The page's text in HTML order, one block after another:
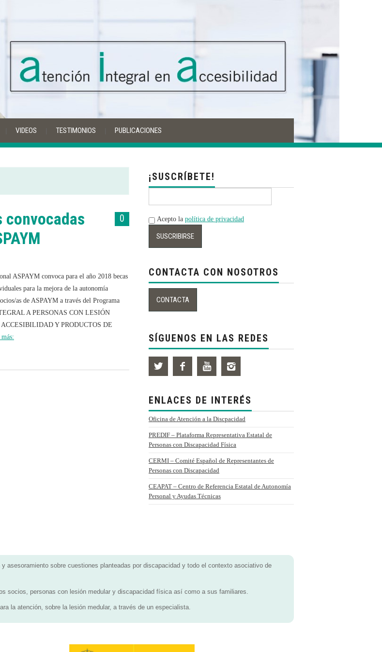
VIDEOS TESTIMONIOS PUBLICACIONES
0
convocadas
ASPAYM convoca para el año 2018 becas
para la mejora de la autonomía
as de ASPAYM a través del Programa
A PERSONAS CON LESIÓN
Y PRODUCTOS DE
¡SUSCRÍBETE!
Acepto la política de privacidad
CONTACTA CON NOSOTROS
SÍGUENOS EN LAS REDES
ENLACES DE INTERÉS
Oficina de Atención a la Discpacidad
PREDIF – Plataforma Representativa Estatal de
Personas con Discapacidad Física
CERMI – Comité Español de Representantes de
Personas con Discapacidad
CEAPAT – Centro de Referencia Estatal de Autonomía
Personal y Ayudas Técnicas
asesoramiento sobre cuestiones planteadas por discapacidad y todo el contexto asociativo de
socios, personas con lesión medular y discapacidad física así como a sus familiares.
la atención, sobre la lesión medular, a través de un especialista.